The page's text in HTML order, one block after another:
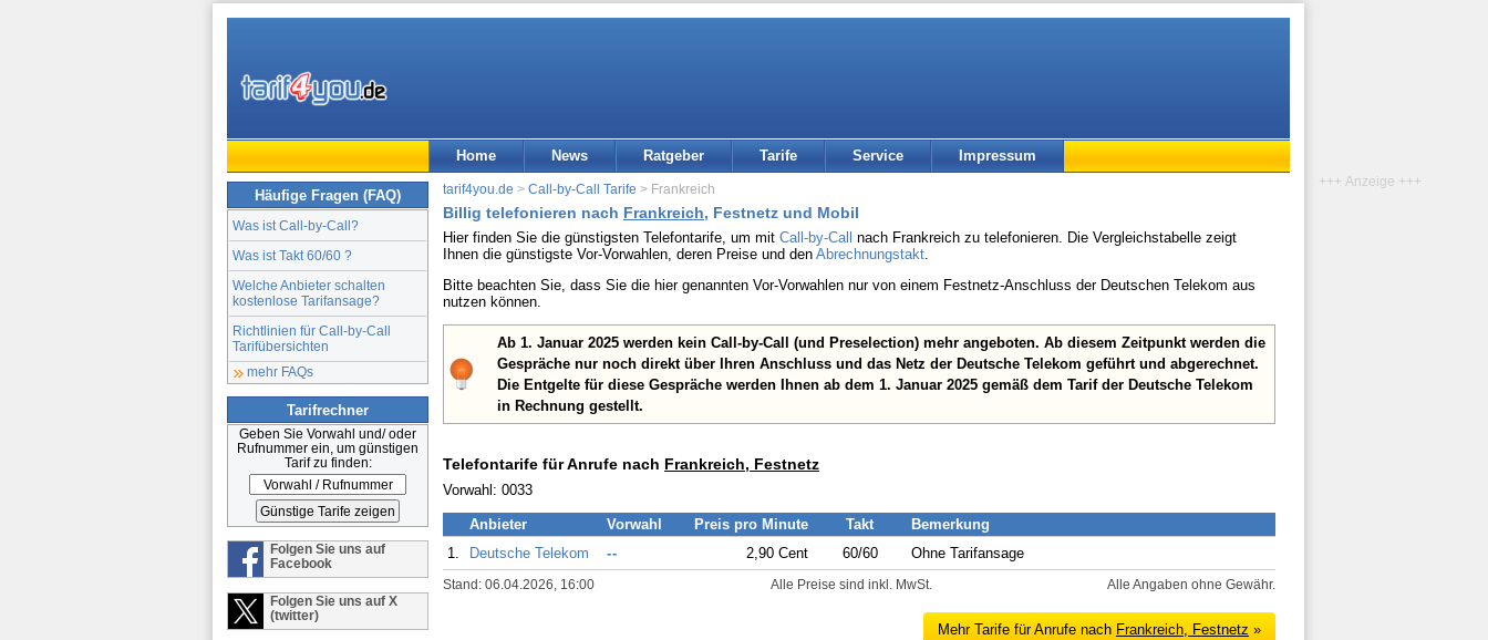
Home News Ratgeber Tarife Service Impressum
Häufige Fragen (FAQ)
Was ist Call-by-Call?
Was ist Takt 60/60 ?
Welche Anbieter schalten
kostenlose Tarifansage?
Richtlinien für Call-by-Call
Tarifübersichten
mehr FAQs
Tarifrechner
Geben Sie Vorwahl und/ oder
Rufnummer ein, um günstigen
Tarif zu finden:
Folgen Sie uns auf
Facebook
Folgen Sie uns auf X
(twitter)
tarif4you.de > Call-by-Call Tarife > Frankreich
Billig telefonieren nach Frankreich, Festnetz und Mobil
Hier finden Sie die günstigsten Telefontarife, um mit Call-by-Call
nach Frankreich zu telefonieren. Die Vergleichstabelle zeigt
Ihnen die günstigste Vor-Vorwahlen, deren Preise und den Abrechnungstakt
Bitte beachten Sie, dass Sie die hier genannten Vor-Vorwahlen nur von einem Festnetz-Anschluss der Deutschen Telekom aus
nutzen können.
Ab 1. Januar 2025 werden kein Call-by-Call (und Preselection) mehr angeboten. Ab diesem Zeitpunkt werden die
Gespräche nur noch direkt über Ihren Anschluss und das Netz der Deutsche Telekom geführt und abgerechnet.
Die Entgelte für diese Gespräche werden Ihnen ab dem 1. Januar 2025 gemäß dem Tarif der Deutsche Telekom
in Rechnung gestellt.
Telefontarife für Anrufe nach Frankreich, Festnetz
Vorwahl: 0033
Anbieter Vorwahl Preis pro Minute Takt
Bemerkung
1.
Deutsche Telekom -- 2,90 Cent 60/60 Ohne Tarifansage
Stand: 06.04.2026, 16:00 Alle Angaben ohne Gewähr.
Alle Preise sind inkl. MwSt.
Mehr Tarife für Anrufe nach Frankreich, Festnetz »
+++ Anzeige +++